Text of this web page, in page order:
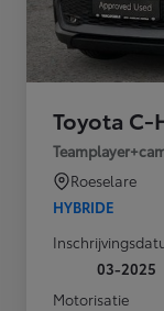
Toyota C-
Roeselare
HYBRIDE
03-2025
Motorisatie